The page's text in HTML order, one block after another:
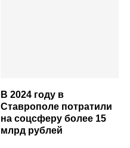
В 2024 году в
Ставрополе потратили
на соцсферу более 15
млрд рублей